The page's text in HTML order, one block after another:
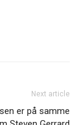
Next article
er på samme